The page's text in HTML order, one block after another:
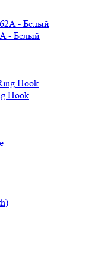
- Белый
Hook